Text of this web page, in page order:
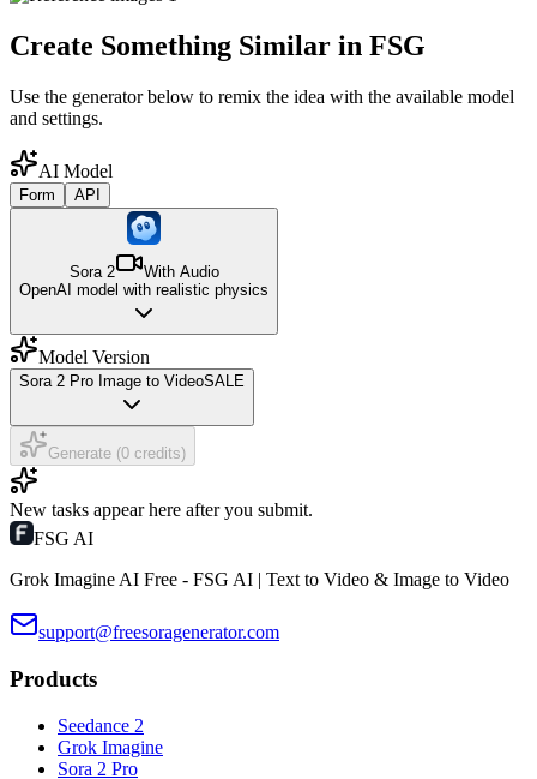
Create Something Similar in FSG
Use the generator below to remix the idea with the available model
and settings.
AI Model
Form API
Sora 2
With Audio
OpenAI model with realistic physics
Model Version
Sora 2 Pro Image to VideoSALE
Generate (0 credits)
New tasks appear here after you submit.
FSG AI
Grok Imagine AI Free - FSG AI | Text to Video & Image to Video
support@freesoragenerator.com
Products
Seedance 2
Grok Imagine
Sora 2 Pro